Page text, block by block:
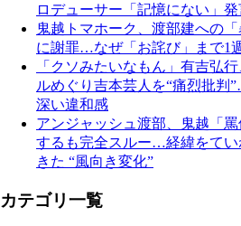
ロデューサー「記憶にない」
鬼越トマホーク、渡部建への
に謝罪…なぜ「お詫び」まで1
「クソみたいなもん」有吉弘
ルめぐり吉本芸人を“痛烈批判
深い違和感
アンジャッシュ渡部、鬼越「
するも完全スルー…経緯をて
きた “風向き変化”
カテゴリ一覧